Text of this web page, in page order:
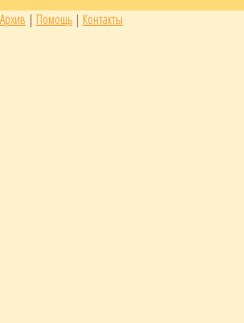
Архив | Помощь | Контакты